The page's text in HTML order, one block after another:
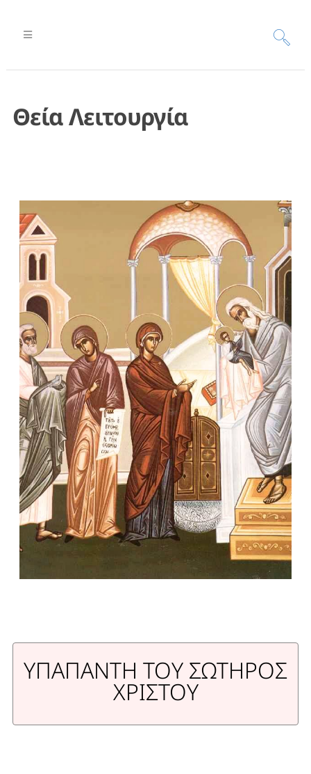
Θεία Λειτουργία
ΥΠΑΠΑΝΤΗ ΤΟΥ ΣΩΤΗΡΟΣ
ΧΡΙΣΤΟΥ